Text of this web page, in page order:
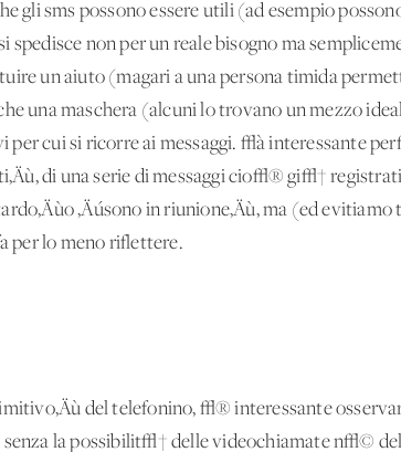
gli sms possono essere utili (ad esempio
spedisce non per un reale bisogno ma
un aiuto (magari a una persona timida
una maschera (alcuni lo trovano un mezzo
per cui si ricorre ai messaggi. √à interessante
di una serie di messaggi cio√® gi√†
‚Äúsono in riunione‚Äù, ma (ed
per lo meno riflettere.
del telefonino, √® interessante
la possibilit√† delle videochiamate n√©